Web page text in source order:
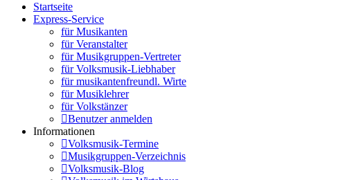
Startseite
Express-Service
für Musikanten
für Veranstalter
für Musikgruppen-Vertreter
für Volksmusik-Liebhaber
für musikantenfreundl. Wirte
für Musiklehrer
für Volkstänzer
Benutzer anmelden
Informationen
Volksmusik-Termine
Musikgruppen-Verzeichnis
Volksmusik-Blog